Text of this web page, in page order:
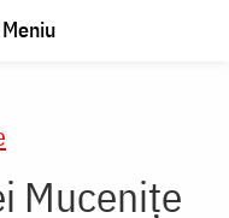
Meniu
Muceniţe